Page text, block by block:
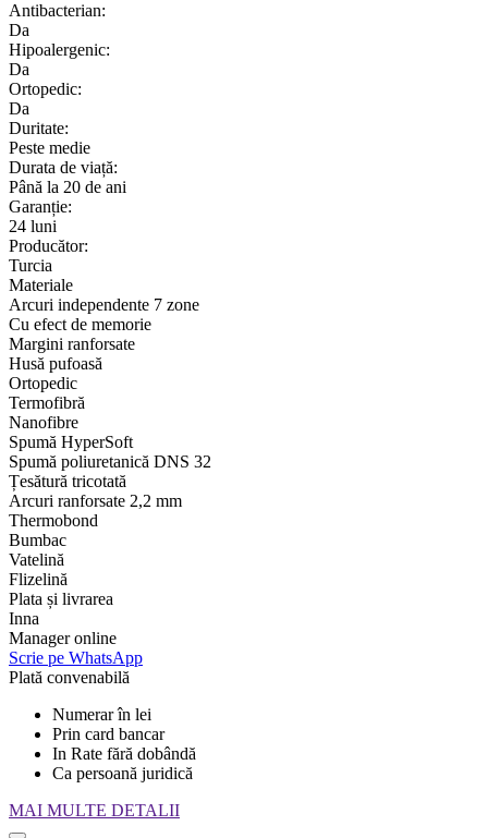
Antibacterian:
Da
Hipoalergenic:
Da
Ortopedic:
Da
Duritate:
Peste medie
Durata de viață:
Până la 20 de ani
Garanție:
24 luni
Producător:
Turcia
Materiale
Arcuri independente 7 zone
Cu efect de memorie
Margini ranforsate
Husă pufoasă
Ortopedic
Termofibră
Nanofibre
Spumă HyperSoft
Spumă poliuretanică DNS 32
Țesătură tricotată
Arcuri ranforsate 2,2 mm
Thermobond
Bumbac
Vatelină
Flizelină
Plata și livrarea
Inna
Manager online
Scrie pe WhatsApp
Plată convenabilă
Numerar în lei
Prin card bancar
In Rate fără dobândă
Ca persoană juridică
MAI MULTE DETALII